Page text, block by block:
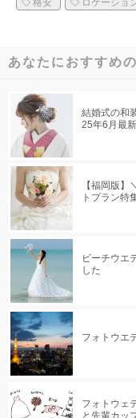
格安
ロケーショ
あなたにおすすめ
結婚式の和
25年6月最新
【福岡版
トプラン特
ビーチウエ
した
フォトウエ
フォトウェ
と先輩カッ